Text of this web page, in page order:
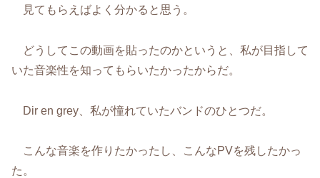
見てもらえばよく分かると思う。
どうしてこの動画を貼ったのかというと、私が目指して
いた音楽性を知ってもらいたかったからだ。
Dir en grey、私が憧れていたバンドのひとつだ。
こんな音楽を作りたかったし、こんなPVを残したかっ
た。